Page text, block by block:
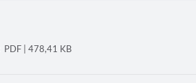
PDF | 478,41 KB